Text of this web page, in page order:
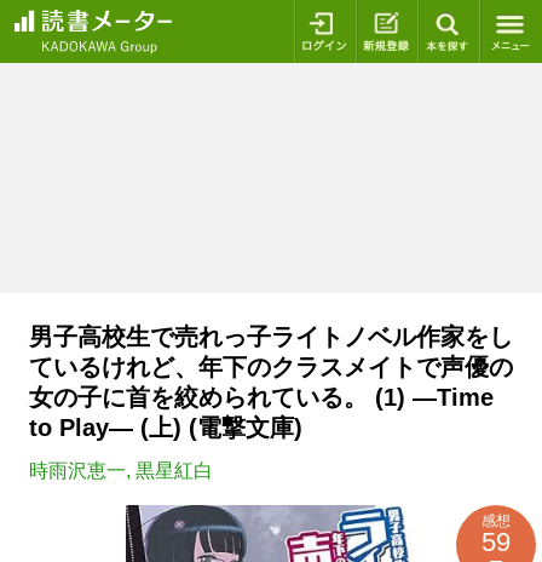
ログイン 新規登録
男子高校生で売れっ子ライトノベル作家をし
ているけれど、年下のクラスメイトで声優の
女の子に首を絞められている。 (1) ―Time
to Play― (上) (電撃文庫)
時雨沢恵一, 黒星紅白
感想
59